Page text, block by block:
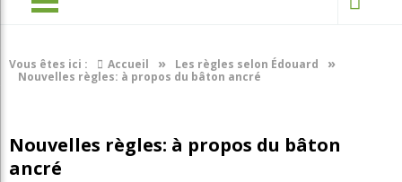
Vous êtes ici : Accueil » Les règles selon Édouard »
Nouvelles règles: à propos du bâton ancré
Nouvelles règles: à propos du bâton
ancré